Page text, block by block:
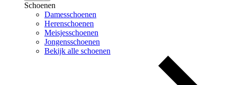
Schoenen
Damesschoenen
Herenschoenen
Meisjesschoenen
Jongensschoenen
Bekijk alle schoenen